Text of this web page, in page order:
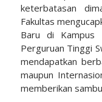
keterbatasan
Fakultas
Baru di Kampus
Perguruan Tinggi
mendapatkan
maupun
memberikan